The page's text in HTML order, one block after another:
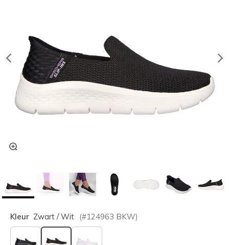
Kleur Zwart / Wit (#124963 BKW)